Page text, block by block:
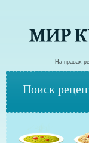
На правах
Поиск